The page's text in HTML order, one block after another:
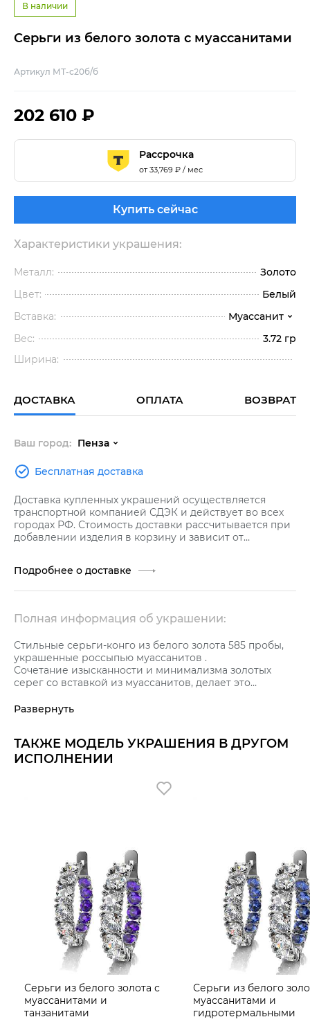
В наличии
Серьги из белого золота с муассанитами
Артикул МТ-с20б/б
202 610 ₽
Рассрочка
от33,769 ₽ / мес
Купить сейчас
Характеристики украшения:
Металл:
Золото
Цвет:
Белый
Вставка:
Муассанит
Вес:
3.72 гр
Ширина:
ДОСТАВКА ОПЛАТА ВОЗВРАТ
Ваш город: Пенза
Бесплатная доставка
Доставка купленных украшений осуществляется
транспортной компанией СДЭК и действует во всех
городах РФ. Стоимость доставки рассчитывается при
добавлении изделия в корзину и зависит от
Подробнее о доставке
Полная информация об украшении:
Стильные серьги-конго из белого золота 585 пробы,
украшенные россыпью муассанитов .
Сочетание изысканности и минимализма золотых
серег со вставкой из муассанитов, делает это
современных девушек.
невероятным блеском и чистотой, сравнимым с
бриллиантом самой тонкой огранки.
Развернуть
ТАКЖЕ МОДЕЛЬ УКРАШЕНИЯ В ДРУГОМ
ИСПОЛНЕНИИ
Серьги из белого золота с
муассанитами и
танзанитами
Серьги из белого
муассанитами и
гидротермальными